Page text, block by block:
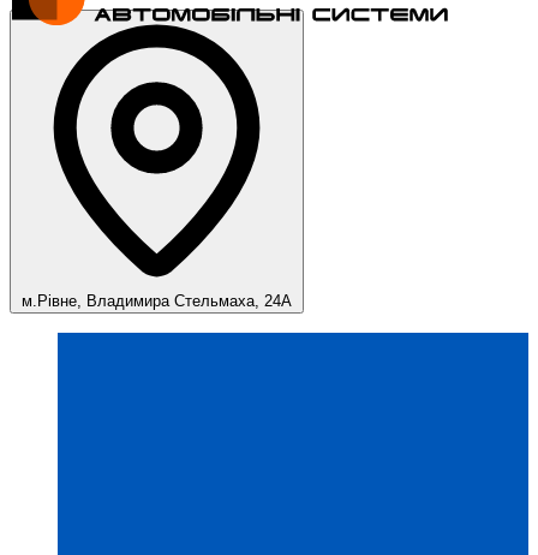
м.Рівне, Владимира Стельмаха, 24А